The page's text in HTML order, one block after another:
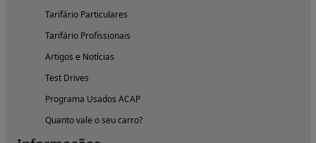
Tarifário Particulares
Tarifário Profissionais
Artigos e Notícias
Test Drives
Programa Usados ACAP
Quanto vale o seu carro?